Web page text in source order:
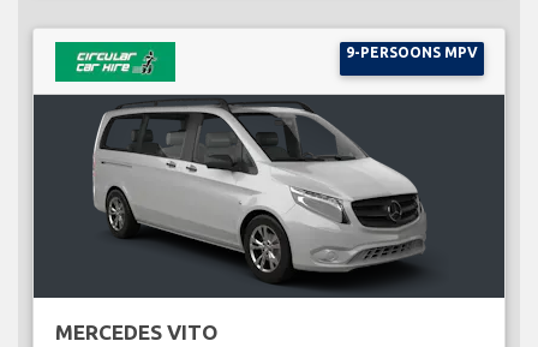
9-PERSOONS MPV
MERCEDES VITO